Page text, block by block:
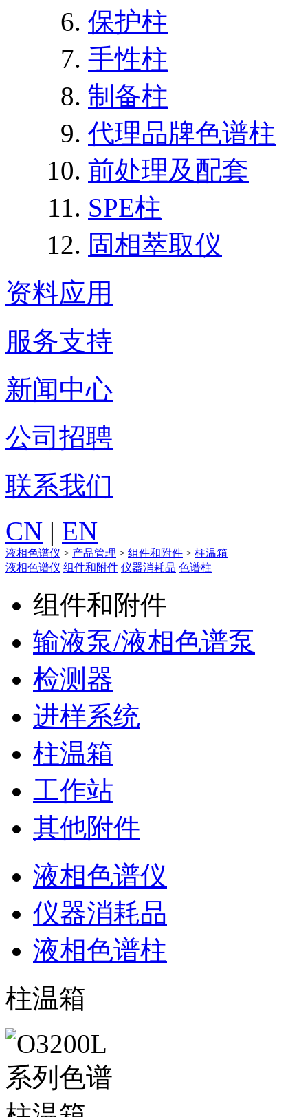
保护柱
手性柱
制备柱
代理品牌色谱柱
前处理及配套
SPE柱
固相萃取仪
资料应用
服务支持
新闻中心
公司招聘
联系我们
CN | EN
液相色谱仪 > 产品管理 > 组件和附件 > 柱温箱
液相色谱仪 组件和附件 仪器消耗品 色谱柱
组件和附件
输液泵/液相色谱泵
检测器
进样系统
柱温箱
工作站
其他附件
液相色谱仪
仪器消耗品
液相色谱柱
柱温箱